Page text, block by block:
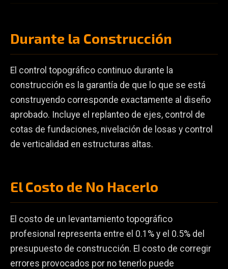
Durante la Construcción
El control topográfico continuo durante la
construcción es la garantía de que lo que se está
construyendo corresponde exactamente al diseño
aprobado. Incluye el replanteo de ejes, control de
cotas de fundaciones, nivelación de losas y control
de verticalidad en estructuras altas.
El Costo de No Hacerlo
El costo de un levantamiento topográfico
profesional representa entre el 0.1% y el 0.5% del
presupuesto de construcción. El costo de corregir
errores provocados por no tenerlo puede